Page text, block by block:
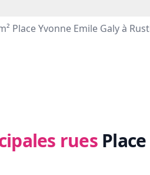
Place Yvonne Emile Galy à
rues